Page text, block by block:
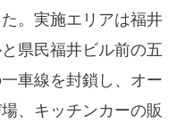
。実施エリアは福井
県民福井ビル前の五
車線を封鎖し、オー
、キッチンカーの販